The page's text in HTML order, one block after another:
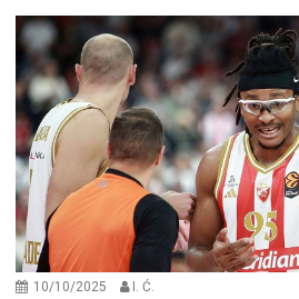
10/10/2025 I. Ć.